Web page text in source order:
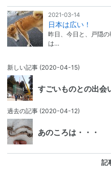
2021-03-14
日本は広い！
昨日、今日と、戸隠
は…
新しい記事 (2020-04-15)
すごいものとの出会
過去の記事 (2020-04-12)
あのころは・・・
記